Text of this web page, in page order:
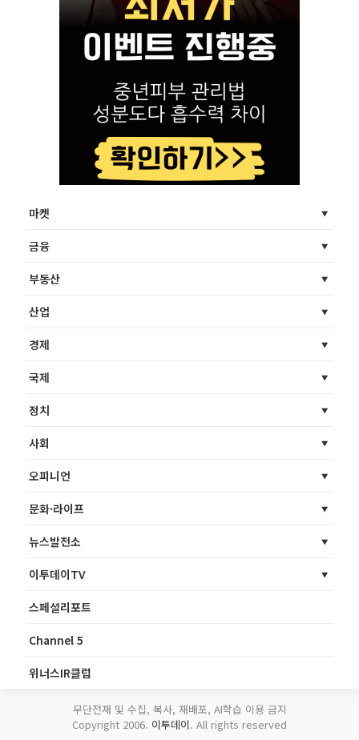
마켓
금융
부동산
산업
경제
국제
정치
사회
오피니언
문화·라이프
뉴스발전소
이투데이TV
스페셜리포트
Channel 5
위너스IR클럽
무단전재 및 수집, 복사, 재배포, AI학습 이용 금지
Copyright 2006. 이투데이. All rights reserved